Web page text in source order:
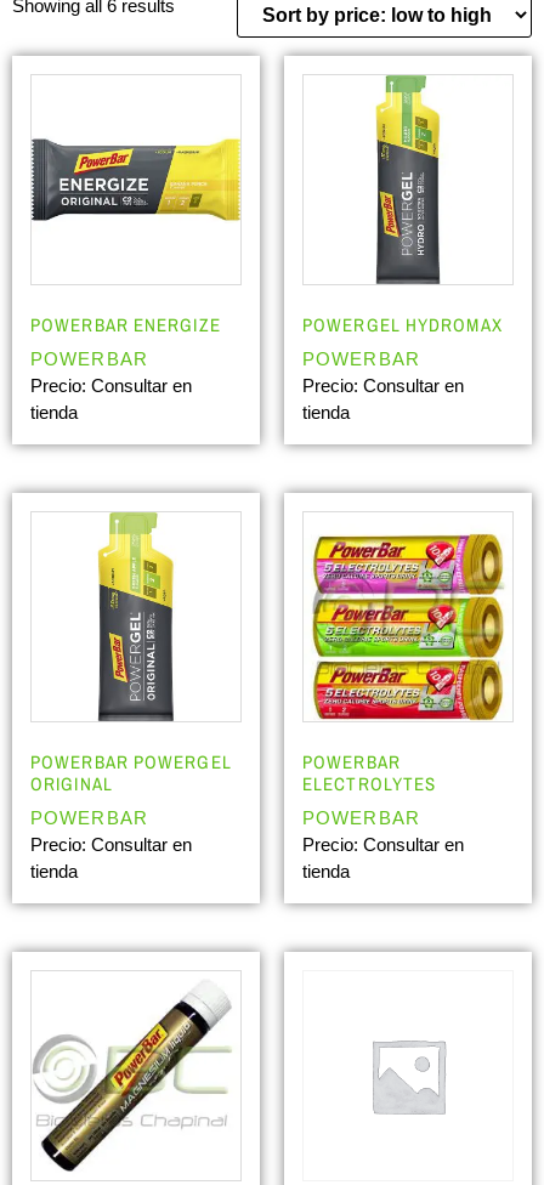
Showing all 6 results
POWERBAR ENERGIZE
POWERBAR
Precio: Consultar en
tienda
POWERGEL HYDROMAX
POWERBAR
Precio: Consultar en
tienda
POWERBAR POWERGEL
ORIGINAL
POWERBAR
Precio: Consultar en
tienda
POWERBAR
ELECTROLYTES
POWERBAR
Precio: Consultar en
tienda